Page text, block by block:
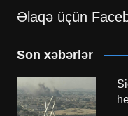
Əlaqə üçün
Son xəbərlər